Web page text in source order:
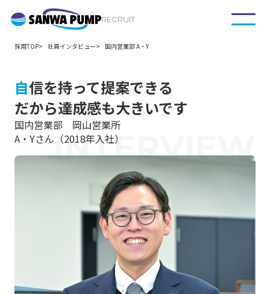
RECRUIT
採用TOP 社員インタビュー 国内営業部 A・Y
INTERVIEW
自信を持って提案できる
だから達成感も大きいです
国内営業部 岡山営業所
A・Yさん（2018年入社）